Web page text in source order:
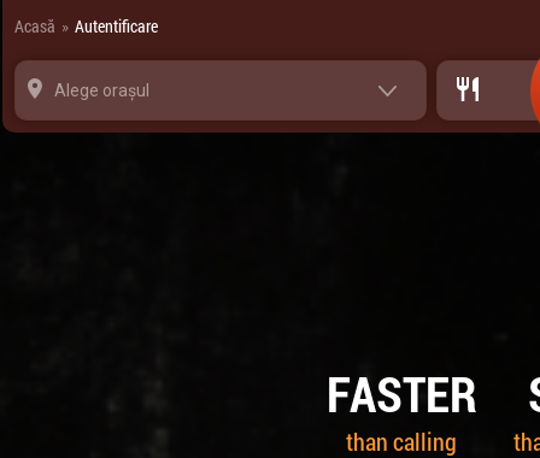
Acasă » Autentificare
Alege orașul
FASTER
than calling